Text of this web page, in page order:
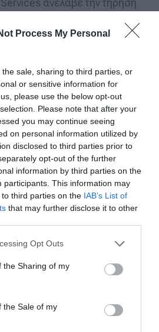
Process My Personal
sale, sharing to third parties, or
or sensitive information for
please use the below opt-out
Please note that after your
you may continue seeing
on personal information utilized by
disclosed to third parties prior to
opt-out of the further
information by third parties on the
participants. This information may
third parties on the IAB’s List of
that may further disclose it to other
Opt Outs
the Sharing of my
the Sale of my
διαδικασιών και την
λειτουργίας. Με την
πρακτικών και
η ομάδα του
από γραφειοκρατικές
στον πυρήνα της
Consulting Services
εργατικά ζητήματα,
συμμόρφωση με την
διαφάνεια σε κάθε στάδιο
Η προσέγγιση αυτή
την αποδοτικότητα και τη